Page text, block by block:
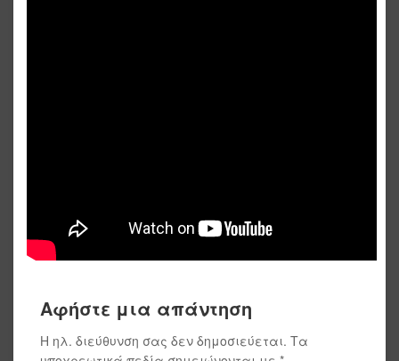
Αφήστε μια απάντηση
Η ηλ. διεύθυνση σας δεν δημοσιεύεται. Τα